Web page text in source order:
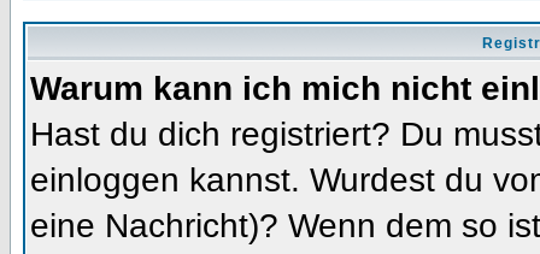
Warum kann ich mich nicht
Hast du dich registriert? Du
einloggen kannst. Wurdest du
eine Nachricht)? Wenn dem so